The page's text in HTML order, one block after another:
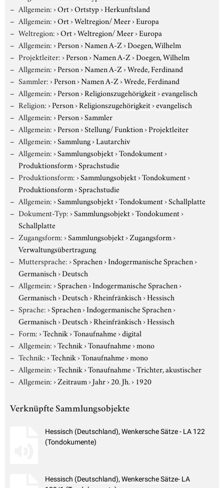
Allgemein:›Ort›Ortstyp›Herkunftsland
Allgemein:›Ort›Weltregion/ Meer›Europa
Weltregion:›Ort›Weltregion/ Meer›Europa
Allgemein:›Person›Namen A-Z›Doegen, Wilhelm
Projektleiter:›Person›Namen A-Z›Doegen, Wilhelm
Allgemein:›Person›Namen A-Z›Wrede, Ferdinand
Sammler:›Person›Namen A-Z›Wrede, Ferdinand
Allgemein:›Person›Religionszugehörigkeit›evangelisch
Religion:›Person›Religionszugehörigkeit›evangelisch
Allgemein:›Person›Sammler
Allgemein:›Person›Stellung/ Funktion›Projektleiter
Allgemein:›Sammlung›Lautarchiv
Allgemein:›Sammlungsobjekt›Tondokument›
Produktionsform›Sprachstudie
Produktionsform:›Sammlungsobjekt›Tondokument›
Produktionsform›Sprachstudie
Allgemein:›Sammlungsobjekt›Tondokument›Schallplatte
Dokument-Typ:›Sammlungsobjekt›Tondokument›
Schallplatte
Zugangsform:›Sammlungsobjekt›Zugangsform›
Verwaltungsübertragung
Muttersprache:›Sprachen›Indogermanische Sprachen›
Germanisch›Deutsch
Allgemein:›Sprachen›Indogermanische Sprachen›
Germanisch›Deutsch›Rheinfränkisch›Hessisch
Sprache:›Sprachen›Indogermanische Sprachen›
Germanisch›Deutsch›Rheinfränkisch›Hessisch
Form:›Technik›Tonaufnahme›digital
Allgemein:›Technik›Tonaufnahme›mono
Technik:›Technik›Tonaufnahme›mono
Allgemein:›Technik›Tonaufnahme›Trichter, akustischer
Allgemein:›Zeitraum›Jahr›20. Jh.› 1920
Verknüpfte Sammlungsobjekte
Hessisch (Deutschland), Wenkersche Sätze - LA 122
(Tondokumente)
Hessisch (Deutschland), Wenkersche Sätze- LA